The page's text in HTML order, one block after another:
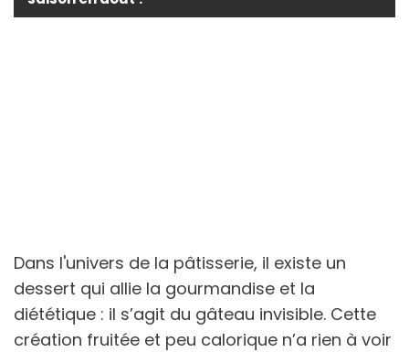
Dans l'univers de la pâtisserie, il existe un
dessert qui allie la gourmandise et la
diététique : il s’agit du gâteau invisible. Cette
création fruitée et peu calorique n’a rien à voir